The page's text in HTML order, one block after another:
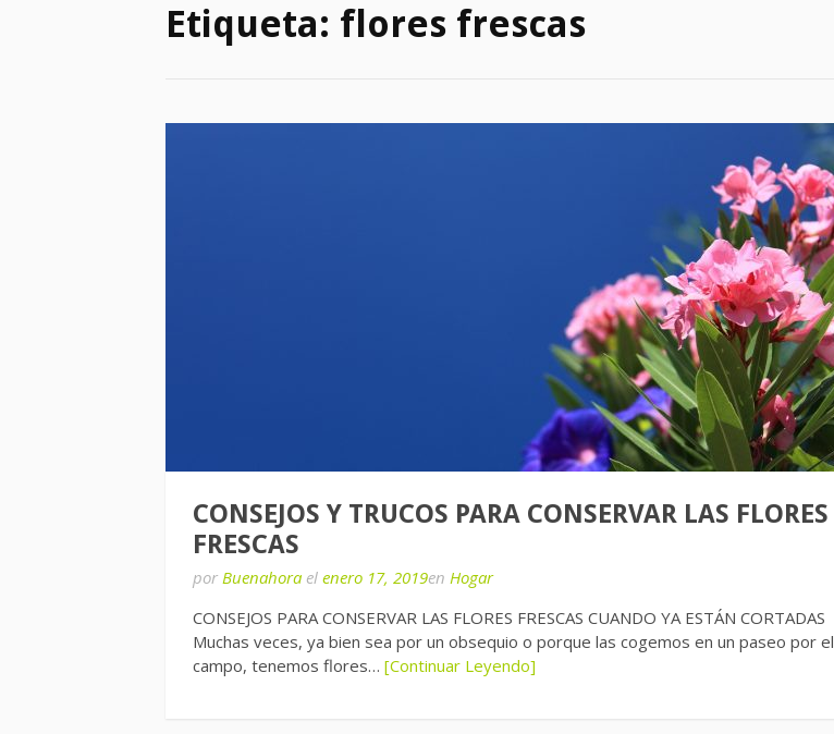
Etiqueta: flores frescas
CONSEJOS Y TRUCOS PARA CONSERVAR LAS FLORES
FRESCAS
por Buenahora el enero 17, 2019en Hogar
CONSEJOS PARA CONSERVAR LAS FLORES FRESCAS CUANDO YA ESTÁN CORTADAS
Muchas veces, ya bien sea por un obsequio o porque las cogemos en un paseo por el
campo, tenemos flores… [Continuar Leyendo]